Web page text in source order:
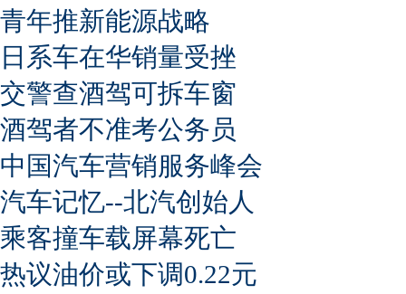
青年推新能源战略
日系车在华销量受挫
交警查酒驾可拆车窗
酒驾者不准考公务员
中国汽车营销服务峰会
汽车记忆--北汽创始人
乘客撞车载屏幕死亡
热议油价或下调0.22元